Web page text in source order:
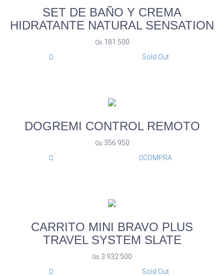
SET DE BAÑO Y CREMA
HIDRATANTE NATURAL SENSATION
Gs 181.500
Sold Out
DOGREMI CONTROL REMOTO
Gs 356.950
COMPRA
CARRITO MINI BRAVO PLUS
TRAVEL SYSTEM SLATE
Gs 3.932.500
Sold Out